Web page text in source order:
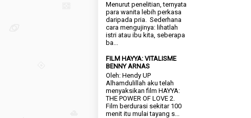
Menurut penelitian, ternyata
para wanita lebih perkasa
daripada pria. Sederhana
cara mengujinya: lihatlah
istri atau ibu kita, seberapa
ba...
FILM HAYYA: VITALISME
BENNY ARNAS
Oleh: Hendy UP
Alhamdulillah aku telah
menyaksikan film HAYYA:
THE POWER OF LOVE 2.
Film berdurasi sekitar 100
menit itu mulai tayang s...